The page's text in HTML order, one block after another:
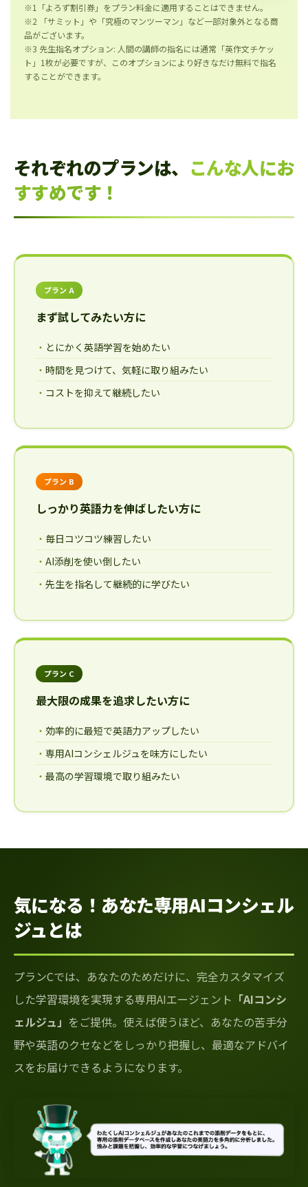
※1「よろず割引券」をプラン料金に適用することはできません。
※2 「サミット」や「究極のマンツーマン」など一部対象外となる商
品がございます。
※3 先生指名オプション: 人間の講師の指名には通常「英作文チケッ
ト」1枚が必要ですが、このオプションにより好きなだけ無料で指名
することができます。
それぞれのプランは、 こんな人にお
すすめです！
プラン A
まず試してみたい方に
とにかく英語学習を始めたい
時間を見つけて、気軽に取り組みたい
コストを抑えて継続したい
プラン B
しっかり英語力を伸ばしたい方に
毎日コツコツ練習したい
AI添削を使い倒したい
先生を指名して継続的に学びたい
プラン C
最大限の成果を追求したい方に
効率的に最短で英語力アップしたい
専用AIコンシェルジュを味方にしたい
最高の学習環境で取り組みたい
気になる！あなた専用AIコンシェル
ジュとは
プランCでは、あなたのためだけに、完全カスタマイズ
した学習環境を実現する専用AIエージェント 「AIコンシ
ェルジュ」 をご提供。使えば使うほど、あなたの苦手分
野や英語のクセなどをしっかり把握し、最適なアドバイ
スをお届けできるようになります。